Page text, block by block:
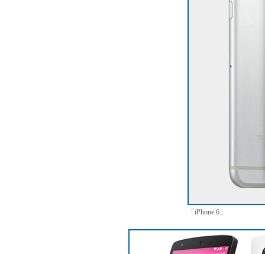
「iPhone 6」